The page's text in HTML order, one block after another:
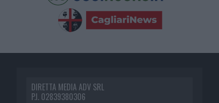
DIRETTA MEDIA ADV SRL
P.I. 02839380306